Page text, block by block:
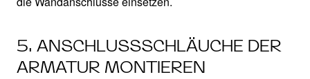
5. ANSCHLUSSSCHLÄUCHE DER
ARMATUR MONTIEREN